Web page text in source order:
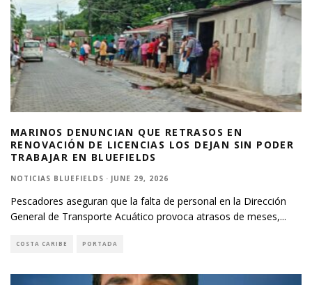
MARINOS DENUNCIAN QUE RETRASOS EN
RENOVACIÓN DE LICENCIAS LOS DEJAN SIN PODER
TRABAJAR EN BLUEFIELDS
NOTICIAS BLUEFIELDS · JUNE 29, 2026
Pescadores aseguran que la falta de personal en la Dirección
General de Transporte Acuático provoca atrasos de meses,...
COSTA CARIBE PORTADA